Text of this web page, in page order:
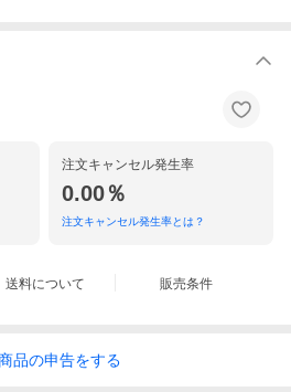
(R) 防蜂用長袖ブルゾンのM-LLに
サイズはSPBINRS6をご確認くださ
ースペーサー（上着用）
ー、脇用スペーサー、
のインナースペーサー（上着用）
刈り機などのストラップを肩から掛
襟カバーを装着。長時間の作業で
注文キャンセル発生率
0.00％
注文キャンセル発生率とは？
送料について 販売条件
品の申告をする